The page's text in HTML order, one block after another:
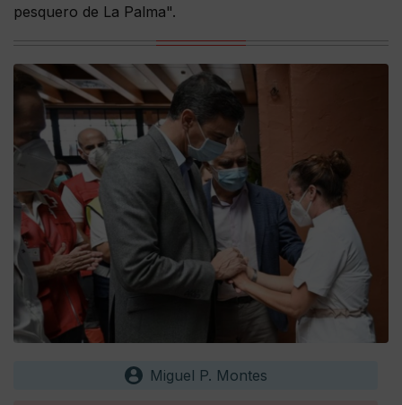
pesquero de La Palma".
Miguel P. Montes